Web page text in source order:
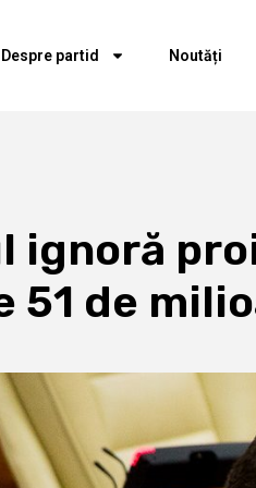
Despre partid Noutăți
ignoră
51 de